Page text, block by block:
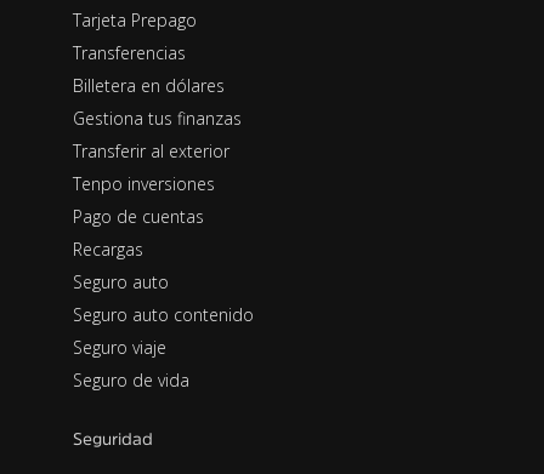
Tarjeta Prepago
Transferencias
Billetera en dólares
Gestiona tus finanzas
Transferir al exterior
Tenpo inversiones
Pago de cuentas
Recargas
Seguro auto
Seguro auto contenido
Seguro viaje
Seguro de vida
Seguridad